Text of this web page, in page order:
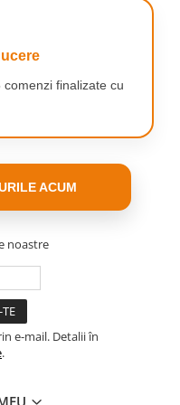
mult spatiu
cand
muzica
melodii:
Bluetooth
intrarea AUX
SD
cu un
- puteti
la difuzor
puteti
finalizate cu
ACUM
noastre
e-mail. Detalii în
.